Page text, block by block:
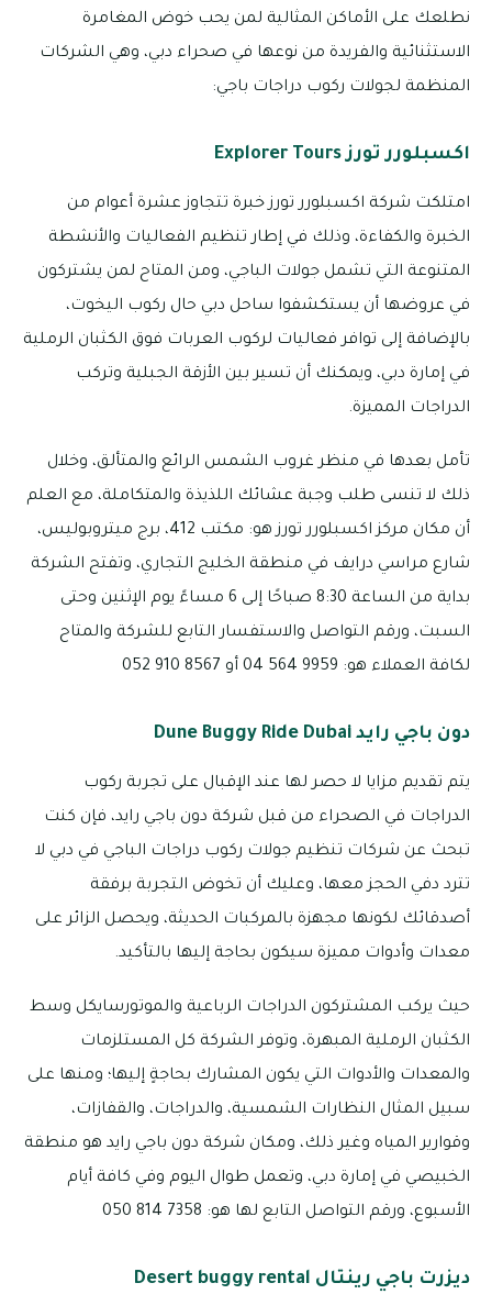
نطلعك على الأماكن المثالية لمن يحب خوض المغامرة
الاستثنائية والفريدة من نوعها في صحراء دبي، وهي الشركات
المنظمة لجولات ركوب دراجات باجي:
اكسبلورر تورز Explorer Tours
امتلكت شركة اكسبلورر تورز خبرة تتجاوز عشرة أعوام من
الخبرة والكفاءة، وذلك في إطار تنظيم الفعاليات والأنشطة
المتنوعة التي تشمل جولات الباجي، ومن المتاح لمن يشتركون
في عروضها أن يستكشفوا ساحل دبي حال ركوب اليخوت،
بالإضافة إلى توافر فعاليات لركوب العربات فوق الكثبان الرملية
في إمارة دبي، ويمكنك أن تسير بين الأزقة الجبلية وتركب
الدراجات المميزة.
تأمل بعدها في منظر غروب الشمس الرائع والمتألق، وخلال
ذلك لا تنسى طلب وجبة عشائك اللذيذة والمتكاملة، مع العلم
أن مكان مركز اكسبلورر تورز هو: مكتب 412، برج ميتروبوليس،
شارع مراسي درايف في منطقة الخليج التجاري، وتفتح الشركة
بداية من الساعة 8:30 صباحًا إلى 6 مساءً يوم الإثنين وحتى
السبت، ورقم التواصل والاستفسار التابع للشركة والمتاح
لكافة العملاء هو: 9959 564 04 أو 8567 910 052
دون باجي رايد Dune Buggy Ride Dubai
يتم تقديم مزايا لا حصر لها عند الإقبال على تجربة ركوب
الدراجات في الصحراء من قبل شركة دون باجي رايد، فإن كنت
تبحث عن شركات تنظيم جولات ركوب دراجات الباجي في دبي لا
تترد دفي الحجز معها، وعليك أن تخوض التجربة برفقة
أصدقائك لكونها مجهزة بالمركبات الحديثة، ويحصل الزائر على
معدات وأدوات مميزة سيكون بحاجة إليها بالتأكيد.
حيث يركب المشتركون الدراجات الرباعية والموتورسايكل وسط
الكثبان الرملية المبهرة، وتوفر الشركة كل المستلزمات
والمعدات والأدوات التي يكون المشارك بحاجةٍ إليها؛ ومنها على
سبيل المثال النظارات الشمسية، والدراجات، والقفازات،
وقوارير المياه وغير ذلك، ومكان شركة دون باجي رايد هو منطقة
الخبيصي في إمارة دبي، وتعمل طوال اليوم وفي كافة أيام
الأسبوع، ورقم التواصل التابع لها هو: 7358 814 050
ديزرت باجي رينتال Desert buggy rental